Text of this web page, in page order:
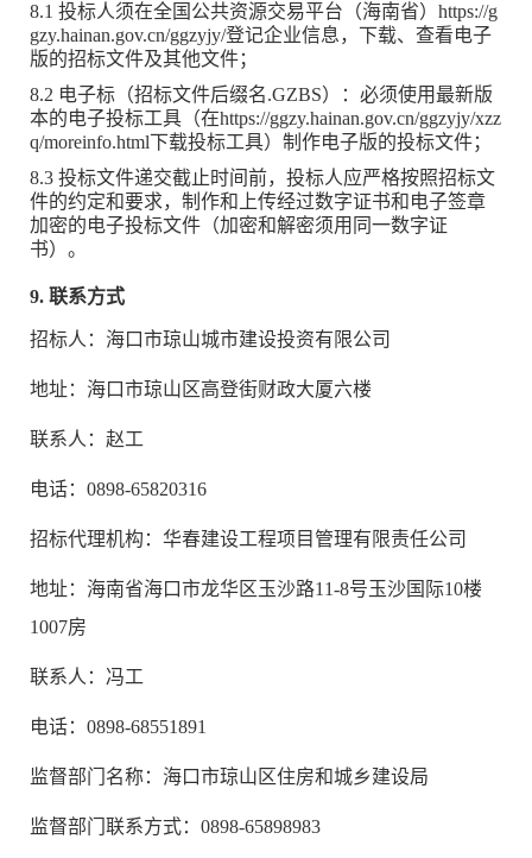
8.1 投标人须在全国公共资源交易平台（海南省）https://g
gzy.hainan.gov.cn/ggzyjy/登记企业信息，下载、查看电子
版的招标文件及其他文件；
8.2 电子标（招标文件后缀名.GZBS）：必须使用最新版
本的电子投标工具（在https://ggzy.hainan.gov.cn/ggzyjy/xzz
q/moreinfo.html下载投标工具）制作电子版的投标文件；
8.3 投标文件递交截止时间前，投标人应严格按照招标文
件的约定和要求，制作和上传经过数字证书和电子签章
加密的电子投标文件（加密和解密须用同一数字证
书）。
9. 联系方式
招标人： 海口市琼山城市建设投资有限公司
地址： 海口市琼山区高登街财政大厦六楼
联系人： 赵工
电话： 0898-65820316
招标代理机构： 华春建设工程项目管理有限责任公司
地址： 海南省海口市龙华区玉沙路11-8号玉沙国际10楼
1007房
联系人： 冯工
电话： 0898-68551891
监督部门名称： 海口市琼山区住房和城乡建设局
监督部门联系方式： 0898-65898983